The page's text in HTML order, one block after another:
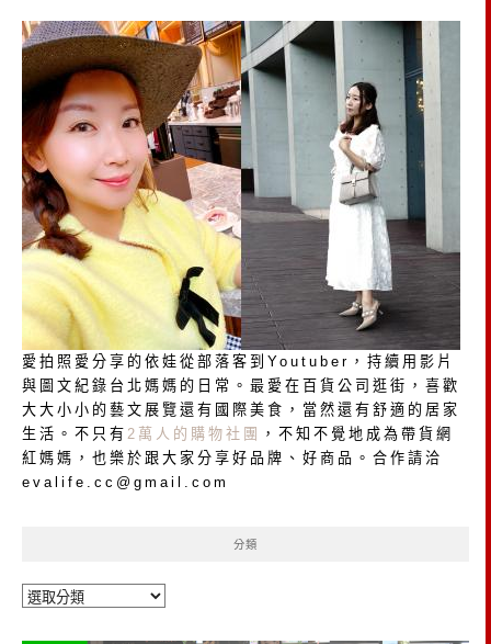
愛拍照愛分享的依娃從部落客到Youtuber，持續用影片
與圖文紀錄台北媽媽的日常。最愛在百貨公司逛街，喜歡
大大小小的藝文展覽還有國際美食，當然還有舒適的居家
生活。不只有 2萬人的購物社團
，不知不覺地成為帶貨網
紅媽媽，也樂於跟大家分享好品牌、好商品。合作請洽
evalife.cc@gmail.com
分類
分